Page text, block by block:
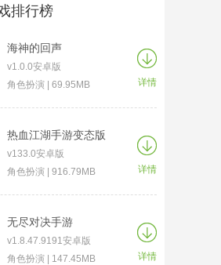
排行榜
海神的回声
v1.0.0安卓版
角色扮演 | 69.95MB
详情
热血江湖手游变态版
v133.0安卓版
角色扮演 | 916.79MB
详情
无尽对决手游
v1.8.47.9191安卓版
角色扮演 | 147.45MB
详情